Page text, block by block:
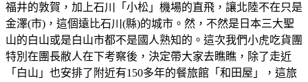
福井的敦賀，加上石川「小松」機場的直飛，讓北陸不在只是
金澤(市)，這個遠比石川(縣)的城市。然，不然是日本三大聖
山的白山或是白山市都不是國人熟知的。這次我們小虎吃貨團
特別在團長敝人在下考察後，決定帶大家去瞧瞧，除了走近
「白山」也安排了附近有150多年的餐旅館「和田屋」，這旅